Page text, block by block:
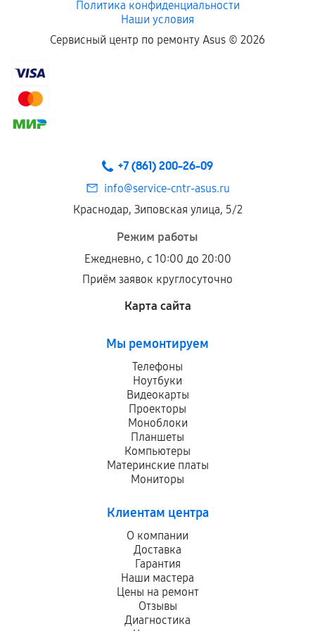
Политика конфиденциальности
Наши условия
Сервисный центр по ремонту Asus © 2026
+7 (861) 200-26-09
info@service-cntr-asus.ru
Краснодар, Зиповская улица, 5/2
Режим работы
Ежедневно, с 10:00 до 20:00
Приём заявок круглосуточно
Карта сайта
Мы ремонтируем
Телефоны
Ноутбуки
Видеокарты
Проекторы
Моноблоки
Планшеты
Компьютеры
Материнские платы
Мониторы
Клиентам центра
О компании
Доставка
Гарантия
Наши мастера
Цены на ремонт
Отзывы
Диагностика